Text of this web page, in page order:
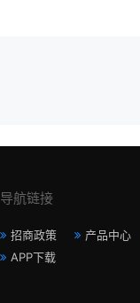
导航链接
招商政策 产品中心
APP下载